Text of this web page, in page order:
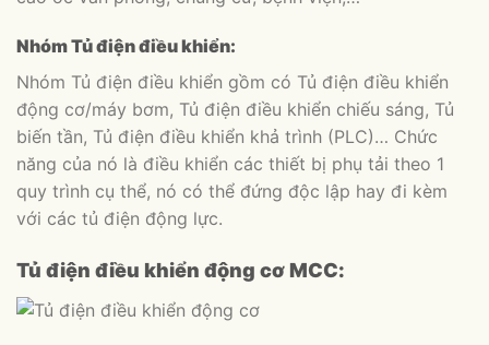
Nhóm Tủ điện điều khiển:
Nhóm Tủ điện điều khiển gồm có Tủ điện điều khiển
động cơ/máy bơm, Tủ điện điều khiển chiếu sáng, Tủ
biến tần, Tủ điện điều khiển khả trình (PLC)… Chức
năng của nó là điều khiển các thiết bị phụ tải theo 1
quy trình cụ thể, nó có thể đứng độc lập hay đi kèm
với các tủ điện động lực.
Tủ điện điều khiển động cơ MCC: